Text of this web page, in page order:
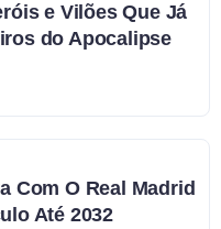
e Vilões Que Já
do Apocalipse
Com O Real Madrid
Até 2032